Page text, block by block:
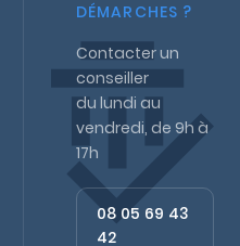
DÉMARCHES ?
Contacter un
conseiller
du lundi au
vendredi, de 9h à
17h
08 05 69 43
42